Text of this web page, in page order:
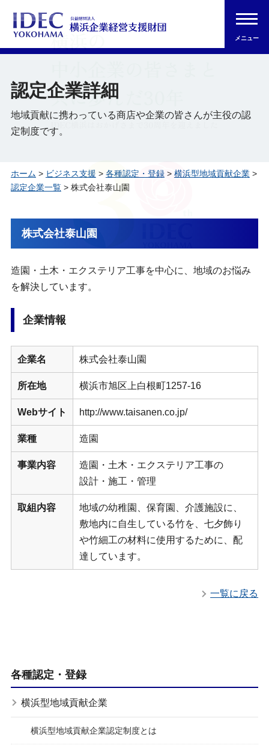
メニュー
認定企業詳細
地域貢献に携わっている商店や企業の皆さんが主役の認
定制度です。
ホーム > ビジネス支援 > 各種認定・登録> 横浜型地域貢献企業>
認定企業一覧> 株式会社泰山園
株式会社泰山園
造園・土木・エクステリア工事を中心に、地域のお悩み
を解決しています。
企業情報
企業名 株式会社泰山園
所在地 横浜市旭区上白根町1257-16
Webサイト http://www.taisanen.co.jp/
業種 造園
事業内容
造園・土木・エクステリア工事の
設計・施工・管理
取組内容
地域の幼稚園、保育園、介護施設に、
敷地内に自生している竹を、七夕飾り
や竹細工の材料に使用するために、配
達しています。
一覧に戻る
各種認定・登録
横浜型地域貢献企業
横浜型地域貢献企業認定制度とは